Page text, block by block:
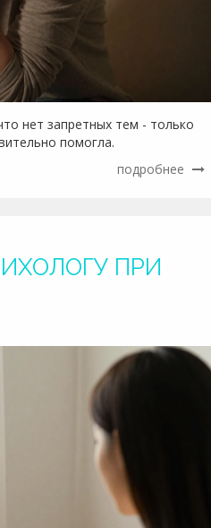
нет запретных тем - только
помогла.
подробнее
ПРИ